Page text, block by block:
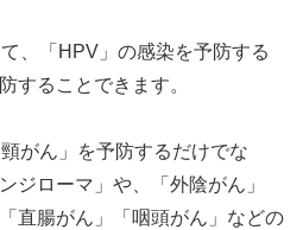
、「HPV」の感染を予防する
することできます。
がん」を予防するだけでな
ジローマ」や、「外陰がん」
直腸がん」「咽頭がん」などの